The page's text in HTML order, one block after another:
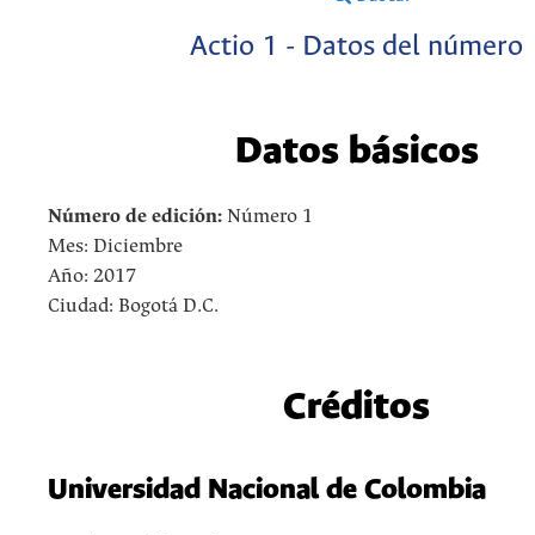
Actio 1 - Datos del número
Datos básicos
Número de edición: Número 1
Mes: Diciembre
Año: 2017
Ciudad: Bogotá D.C.
Créditos
Universidad Nacional de Colombia